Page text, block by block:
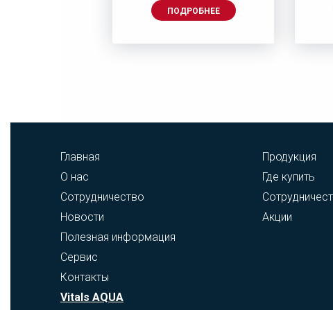
ПОДРОБНЕЕ
Главная
О нас
Сотрудничество
Новости
Полезная информация
Сервис
Контакты
Vitals AQUA
Продукция
Где купить
Акции